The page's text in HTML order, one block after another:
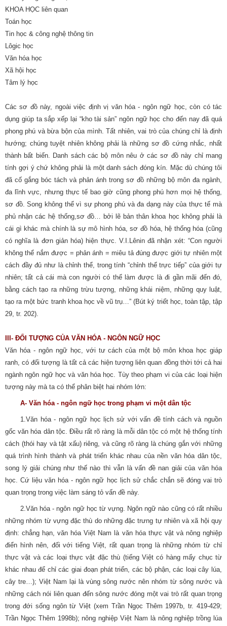
KHOA HỌC liên quan
Toán học
Tin học & công nghệ thông tin
Lôgic học
Văn hóa học
Xã hội học
Tâm lý học
Các sơ đồ này, ngoài việc định vị văn hóa - ngôn ngữ học, còn có tác
dụng giúp ta sắp xếp lại “kho tài sản” ngôn ngữ học cho đến nay đã quá
phong phú và bừa bộn của mình. Tất nhiên, vai trò của chúng chỉ là định
hướng; chúng tuyệt nhiên không phải là những sơ đồ cứng nhắc, nhất
thành bất biến. Danh sách các bộ môn nêu ở các sơ đồ này chỉ mang
tính gợi ý chứ không phải là một danh sách đóng kín. Mặc dù chúng tôi
đã cố gắng bóc tách và phản ánh trong sơ đồ những bộ môn đa ngành,
đa lĩnh vực, nhưng thực tế bao giờ cũng phong phú hơn mọi hệ thống,
sơ đồ. Song không thể vì sự phong phú và đa dạng này của thực tế mà
phủ nhận các hệ thống,sơ đồ… bởi lẽ bản thân khoa học không phải là
cái gì khác mà chính là sự mô hình hóa, sơ đồ hóa, hệ thống hóa (cũng
có nghĩa là đơn giản hóa) hiện thực. V.I.Lênin đã nhận xét: “Con người
không thể nắm được = phản ánh = miêu tả đúng được giới tự nhiên một
cách đầy đủ như là chỉnh thể, trong tính “chỉnh thể trực tiếp” của giới tự
nhiên; tất cả cái mà con người có thể làm được là đi gần mãi đến đó,
bằng cách tạo ra những trừu tượng, những khái niệm, những quy luật,
tạo ra một bức tranh khoa học về vũ trụ…” (Bút ký triết học, toàn tập, tập
29, tr. 202).
III- ĐỐI TƯỢNG CỦA VĂN HÓA - NGÔN NGỮ HỌC
Văn hóa - ngôn ngữ học, với tư cách của một bộ môn khoa học giáp
ranh, có đối tượng là tất cả các hiện tượng liên quan đồng thời tới cả hai
ngành ngôn ngữ học và văn hóa học. Tùy theo phạm vi của các loại hiện
tượng này mà ta có thể phân biệt hai nhóm lớn:
A- Văn hóa - ngôn ngữ học trong phạm vi một dân tộc
1.Văn hóa - ngôn ngữ học lịch sử với vấn đề tính cách và nguồn
gốc văn hóa dân tộc. Điều rất rõ ràng là mỗi dân tộc có một hệ thống tính
cách (thói hay và tật xấu) riêng, và cũng rõ ràng là chúng gắn với những
quá trình hình thành và phát triển khác nhau của nền văn hóa dân tộc,
song lý giải chúng như thế nào thì vẫn là vấn đề nan giải của văn hóa
học. Cứ liệu văn hóa - ngôn ngữ học lịch sử chắc chắn sẽ đóng vai trò
quan trọng trong việc làm sáng tỏ vấn đề này.
2.Văn hóa - ngôn ngữ học từ vựng. Ngôn ngữ nào cũng có rất nhiều
những nhóm từ vựng đặc thù do những đặc trưng tự nhiên và xã hội quy
định: chẳng hạn, văn hóa Việt Nam là văn hóa thực vật và nông nghiệp
điển hình nên, đối với tiếng Việt, rất quan trọng là những nhóm từ chỉ
thực vật và các loại thực vật đặc thù (tiếng Việt có hàng mấy chục từ
khác nhau để chỉ các giai đoạn phát triển, các bộ phận, các loại cây lúa,
cây tre…); Việt Nam lại là vùng sông nước nên nhóm từ sông nước và
những cách nói liên quan đến sông nước đóng một vai trò rất quan trọng
trong đới sống ngôn từ Việt (xem Trần Ngọc Thêm 1997b, tr. 419-429;
Trần Ngọc Thêm 1998b); nông nghiệp Việt Nam là nông nghiệp trồng lúa